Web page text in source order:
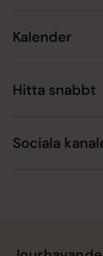
Kalender
Hitta snabbt
Sociala